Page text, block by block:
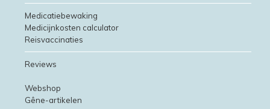
Medicatiebewaking
Medicijnkosten calculator
Reisvaccinaties
Reviews
Webshop
Gêne-artikelen